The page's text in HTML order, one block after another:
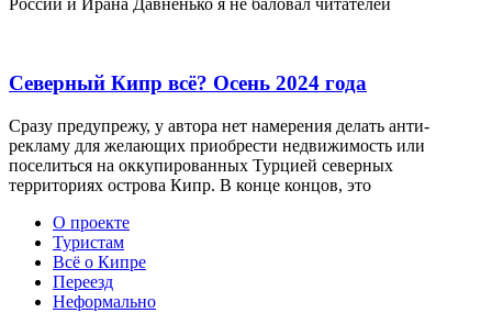
Северный Кипр всё? Осень 2024 года
Сразу предупрежу, у автора нет намерения делать анти-
рекламу для желающих приобрести недвижимость или
поселиться на оккупированных Турцией северных
территориях острова Кипр. В конце концов, это
О проекте
Туристам
Всё о Кипре
Переезд
Неформально